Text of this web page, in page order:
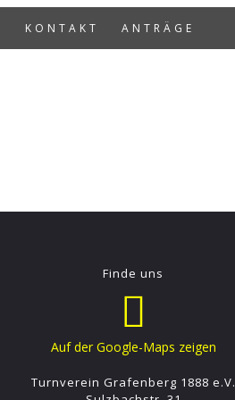
KONTAKT ANTRÄGE
Finde uns
Auf der Google-Maps zeigen
Turnverein Grafenberg 1888 e.V.